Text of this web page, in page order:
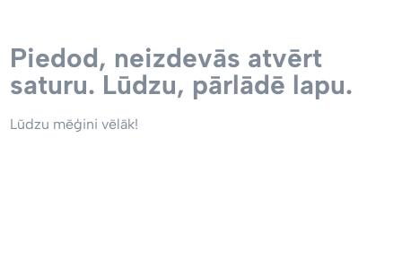
Piedod, neizdevās atvērt
saturu. Lūdzu, pārlādē lapu.
Lūdzu mēģini vēlāk!